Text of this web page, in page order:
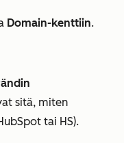
Domain-kenttiin.
sitä, miten
tai HS).